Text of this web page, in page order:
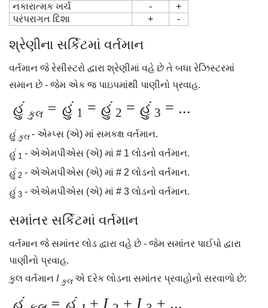
નકારાત્મક ખર્ચ
-
+
પરંપરાગત દિશા
+ -
શ્રેણીના સર્કિટમાં વર્તમાન
વર્તમાન જે રેસીસ્ટરો દ્વારા શ્રેણીમાં વહે છે તે બધા રેઝિસ્ટરમાં
સમાન છે - જેમ એક જ પાઇપમાંથી પાણીનો પ્રવાહ.
હું કુલ= હું 1 = હું 2 = હું 3 = ...
હું કુલ- એમ્પ્સ (એ) માં સમકક્ષ વર્તમાન.
હું 1 - એએમપીએસ (એ) માં # 1 લોડનો વર્તમાન.
હું 2 - એએમપીએસ (એ) માં # 2 લોડનો વર્તમાન.
હું 3 - એએમપીએસ (એ) માં # 3 લોડનો વર્તમાન.
સમાંતર સર્કિટમાં વર્તમાન
વર્તમાન જે સમાંતર લોડ દ્વારા વહે છે - જેમ સમાંતર પાઈપો દ્વારા
પાણીનો પ્રવાહ.
કુલ વર્તમાન I કુલએ દરેક લોડના સમાંતર પ્રવાહોનો સરવાળો છે:
હું = હું + I + I + ...